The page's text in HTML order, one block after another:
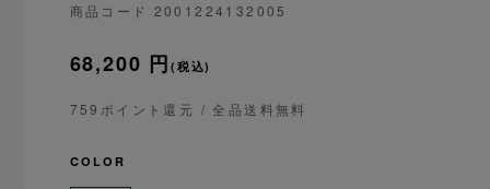
商品コード 2001224132005
68,200 円 (税込)
759ポイント還元 / 全品送料無料
COLOR